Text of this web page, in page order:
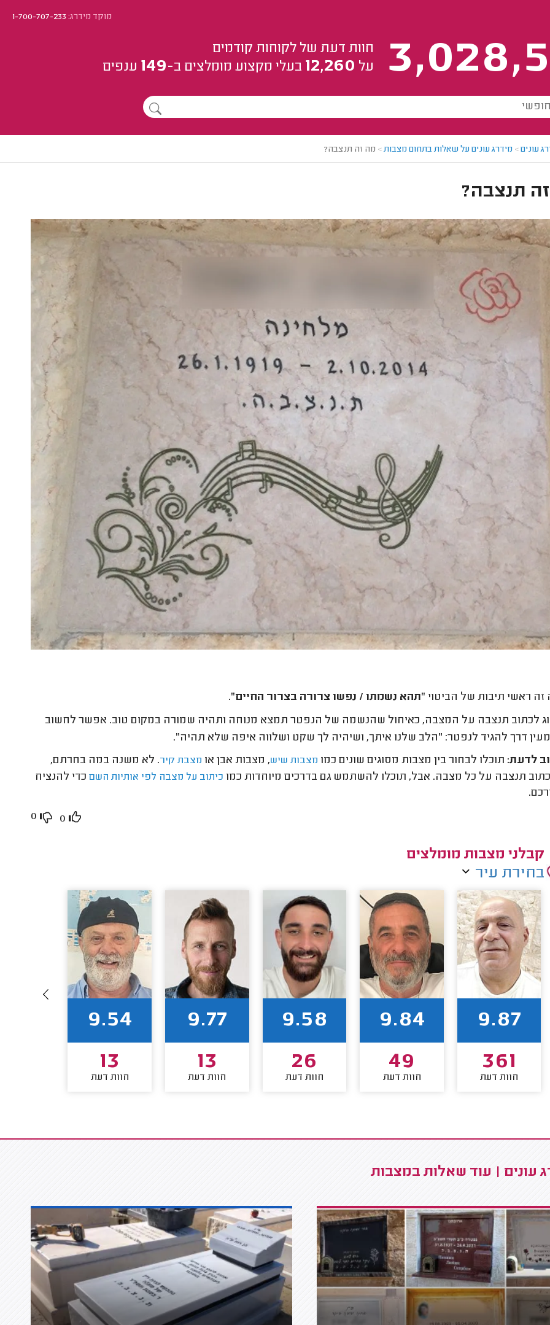
מוקד מידרג:1-700-707-233
חוות דעת של לקוחות קודמים
על 12,260 בעלי מקצוע מומלצים ב-149 ענפים
עונים> מידרג עונים על שאלות בתחום מצבות> מה זה תנצבה?
תנצבה?
זה ראשי תיבות של הביטוי "תהא נשמתו / נפשו צרורה בצרור החיים".
לכתוב תנצבה על המצבה, כאיחול שהנשמה של הנפטר תמצא מנוחה ותהיה שמורה במקום טוב. אפשר לחשוב
דרך להגיד לנפטר: "הלב שלנו איתך, ושיהיה לך שקט ושלווה איפה שלא תהיה".
לדעת: תוכלו לבחור בין מצבות מסוגים שונים כמו מצבות שיש, מצבות אבן או מצבת קיר. לא משנה במה בחרתם,
תנצבה על כל מצבה. אבל, תוכלו להשתמש גם בדרכים מיוחדות כמו כיתוב על מצבה לפי אותיות השםכדי להנציח
0
0
קבלני מצבות מומלצים
בחירת עיר
9.87
361
חוות דעת
9.84
49
חוות דעת
9.58
26
חוות דעת
9.77
13
חוות דעת
9.54
13
חוות דעת
עונים | עוד שאלות במצבות